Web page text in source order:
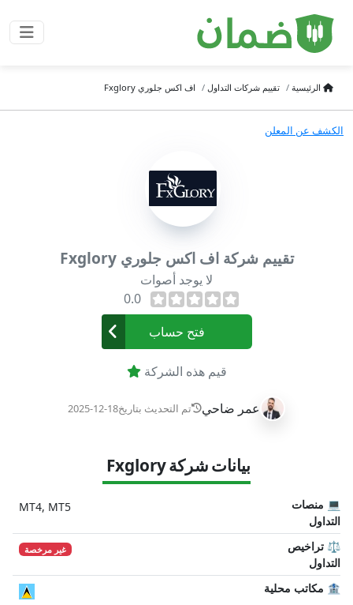
الرئيسية تقييم شركات التداول اف اكس جلوري Fxglory
الكشف عن المعلن
تقييم شركة اف اكس جلوري Fxglory
لا يوجد أصوات
0.0
عمر ضاحي تم التحديث بتاريخ2025-12-18
فتح حساب
قيم هذه الشركة
بيانات شركة Fxglory
MT4, MT5
💻 منصات
التداول
غير مرخصة
⚖️ تراخيص
التداول
🏦 مكاتب محلية